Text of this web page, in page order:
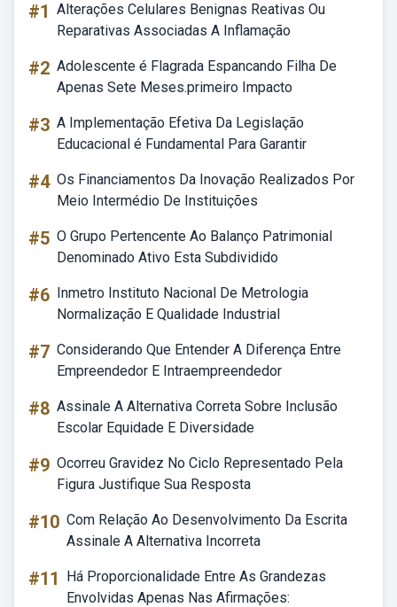
#1 Alterações Celulares Benignas Reativas Ou
Reparativas Associadas A Inflamação
#2 Adolescente é Flagrada Espancando Filha De
Apenas Sete Meses.primeiro Impacto
#3 A Implementação Efetiva Da Legislação
Educacional é Fundamental Para Garantir
#4 Os Financiamentos Da Inovação Realizados Por
Meio Intermédio De Instituições
#5 O Grupo Pertencente Ao Balanço Patrimonial
Denominado Ativo Esta Subdividido
#6 Inmetro Instituto Nacional De Metrologia
Normalização E Qualidade Industrial
#7 Considerando Que Entender A Diferença Entre
Empreendedor E Intraempreendedor
#8 Assinale A Alternativa Correta Sobre Inclusão
Escolar Equidade E Diversidade
#9 Ocorreu Gravidez No Ciclo Representado Pela
Figura Justifique Sua Resposta
#10 Com Relação Ao Desenvolvimento Da Escrita
Assinale A Alternativa Incorreta
#11
Há Proporcionalidade Entre As Grandezas
Envolvidas Apenas Nas Afirmações: